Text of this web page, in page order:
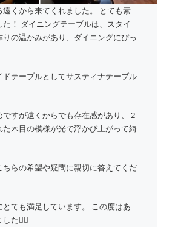
くから来てくれました。 とても素
！ ダイニングテーブルは、スタイ
りの温かみがあり、ダイニングにぴっ
ドテーブルとしてサスティナテーブル
すが遠くからでも存在感があり、２
木目の模様が光で浮かび上がって綺
らの希望や疑問に親切に答えてくだ
ても満足しています。 この度はあ
た🙇‍♀️